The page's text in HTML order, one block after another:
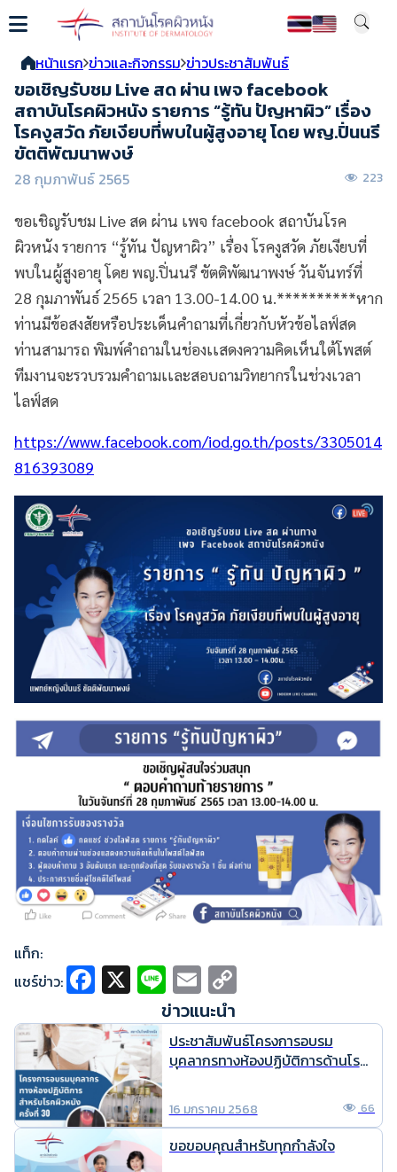
หน้าแรก ข่าวและกิจกรรม ข่าวประชาสัมพันธ์
ขอเชิญรับชม Live สด ผ่าน เพจ facebook
สถาบันโรคผิวหนัง รายการ “รู้ทัน ปัญหาผิว” เรื่อง
โรคงูสวัด ภัยเงียบที่พบในผู้สูงอายุ โดย พญ.ปิ่นนรี
ขัตติพัฒนาพงษ์
28 กุมภาพันธ์ 2565 223
ขอเชิญรับชม Live สด ผ่าน เพจ facebook สถาบันโรค
ผิวหนัง รายการ “รู้ทัน ปัญหาผิว” เรื่อง โรคงูสวัด ภัยเงียบที่
พบในผู้สูงอายุ โดย พญ.ปิ่นนรี ขัตติพัฒนาพงษ์ วันจันทร์ที่
28 กุมภาพันธ์ 2565 เวลา 13.00-14.00 น.**********หาก
ท่านมีข้อสงสัยหรือประเด็นคำถามที่เกี่ยวกับหัวข้อไลฟ์สด
ท่านสามารถ พิมพ์คำถามในช่องเเสดงความคิดเห็นใต้โพสต์
ทีมงานจะรวบรวมคำถามเเละสอบถามวิทยากรในช่วงเวลา
ไลฟ์สด
https://www.facebook.com/iod.go.th/posts/3305014
816393089
แท็ก:
แชร์ข่าว:
Fa
ce
b
o
o
k
X Li
n
e
E
m
ai
l
p
y
n
k
ข่าวแนะนำ
ประชาสัมพันธ์โครงการอบรม
บุคลากรทางห้องปฏิบัติการด้านโรค
16 มกราคม 2568 66
ขอขอบคุณสำหรับทุกกำลังใจ